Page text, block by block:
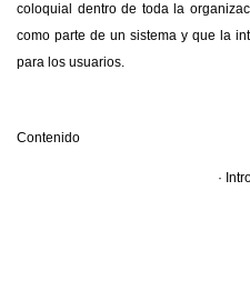
coloquial dentro de toda la
como parte de un sistema y que la
para los usuarios.
Contenido
·